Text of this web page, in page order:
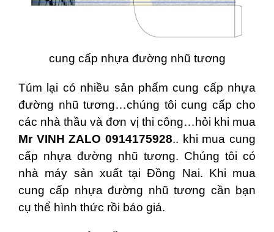
cung cấp nhựa đường nhũ tương
Túm lại có nhiều sản phẩm cung cấp nhựa
đường nhũ tương…chúng tôi cung cấp cho
các nhà thầu và đơn vị thi công…hỏi khi mua
Mr VINH ZALO 0914175928.. khi mua cung
cấp nhựa đường nhũ tương. Chúng tôi có
nhà máy sản xuất tại Đồng Nai. Khi mua
cung cấp nhựa đường nhũ tương cần bạn
cụ thể hình thức rồi báo giá.